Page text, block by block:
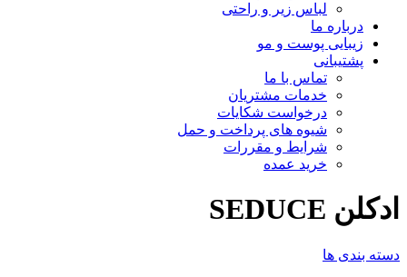
لباس زیر و راحتی
درباره ما
زیبایی پوست و مو
پشتیبانی
تماس با ما
خدمات مشتریان
درخواست شکایات
شیوه های پرداخت و حمل
شرایط و مقررات
خرید عمده
ادکلن SEDUCE
دسته بندی ها